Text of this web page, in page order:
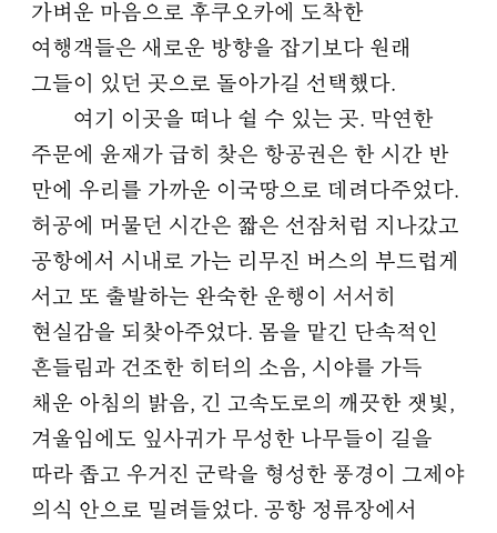
가벼운 마음으로 후쿠오카에 도착한
여행객들은 새로운 방향을 잡기보다 원래
그들이 있던 곳으로 돌아가길 선택했다.
여기 이곳을 떠나 쉴 수 있는 곳. 막연한
주문에 윤재가 급히 찾은 항공권은 한 시간 반
만에 우리를 가까운 이국땅으로 데려다주었다.
허공에 머물던 시간은 짧은 선잠처럼 지나갔고
공항에서 시내로 가는 리무진 버스의 부드럽게
서고 또 출발하는 완숙한 운행이 서서히
현실감을 되찾아주었다. 몸을 맡긴 단속적인
흔들림과 건조한 히터의 소음, 시야를 가득
채운 아침의 밝음, 긴 고속도로의 깨끗한 잿빛,
겨울임에도 잎사귀가 무성한 나무들이 길을
따라 좁고 우거진 군락을 형성한 풍경이 그제야
의식 안으로 밀려들었다. 공항 정류장에서